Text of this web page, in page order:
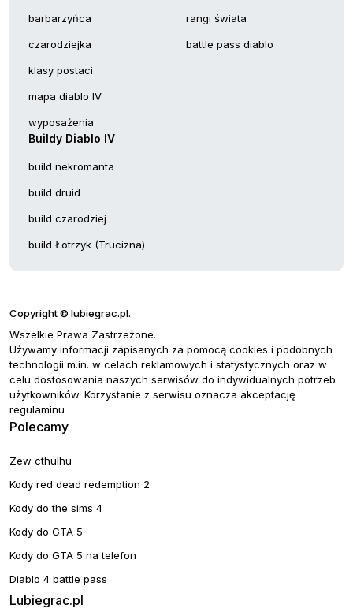
barbarzyńca
czarodziejka
klasy postaci
mapa diablo IV
wyposażenia
rangi świata
battle pass diablo
Buildy Diablo IV
build nekromanta
build druid
build czarodziej
build Łotrzyk (Trucizna)
Copyright © lubiegrac.pl.
Wszelkie Prawa Zastrzeżone.
Używamy informacji zapisanych za pomocą cookies i podobnych
technologii m.in. w celach reklamowych i statystycznych oraz w
celu dostosowania naszych serwisów do indywidualnych potrzeb
użytkowników. Korzystanie z serwisu oznacza akceptację
regulaminu
Polecamy
Zew cthulhu
Kody red dead redemption 2
Kody do the sims 4
Kody do GTA 5
Kody do GTA 5 na telefon
Diablo 4 battle pass
Lubiegrac.pl